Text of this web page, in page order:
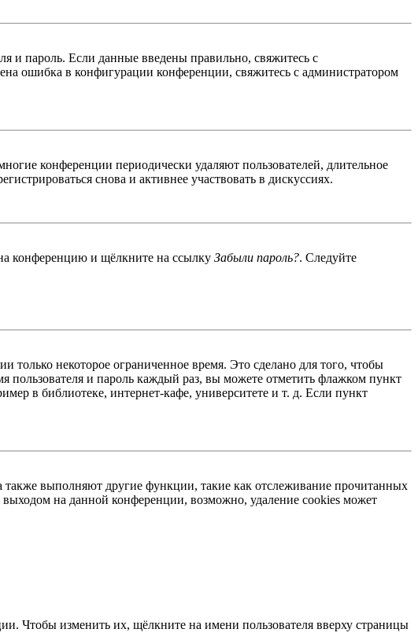
и пароль. Если данные введены правильно, свяжитесь с
ошибка в конфигурации конференции, свяжитесь с администратором
конференции периодически удаляют пользователей, длительное
снова и активнее участвовать в дискуссиях.
конференцию и щёлкните на ссылку Забыли пароль?. Следуйте
только некоторое ограниченное время. Это сделано для того, чтобы
пользователя и пароль каждый раз, вы можете отметить флажком пункт
в библиотеке, интернет-кафе, университете и т. д. Если пункт
также выполняют другие функции, такие как отслеживание прочитанных
на данной конференции, возможно, удаление cookies может
Чтобы изменить их, щёлкните на имени пользователя вверху страницы